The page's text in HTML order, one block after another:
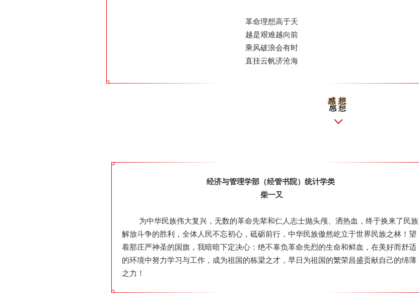
革命理想高于天
越是艰难越向前
乘风破浪会有时
直挂云帆济沧海
感想
感想
经济与管理学部（经管书院）统计学类
柴一又
为中华民族伟大复兴，无数的革命先辈和仁人志士抛头颅、洒热血，终于换来了民族
解放斗争的胜利，全体人民不忘初心，砥砺前行，中华民族傲然屹立于世界民族之林！望
着那庄严神圣的国旗，我暗暗下定决心：绝不辜负革命先烈的生命和鲜血，在美好而舒适
的环境中努力学习与工作，成为祖国的栋梁之才，早日为祖国的繁荣昌盛贡献自己的绵薄
之力！